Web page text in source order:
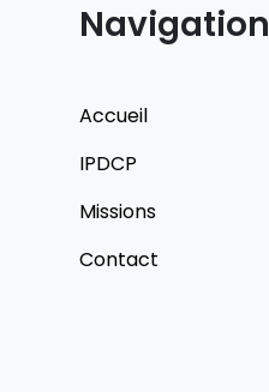
Navigation
Accueil
IPDCP
Missions
Contact